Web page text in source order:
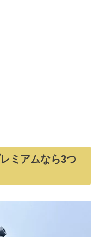
ミアムなら3つ